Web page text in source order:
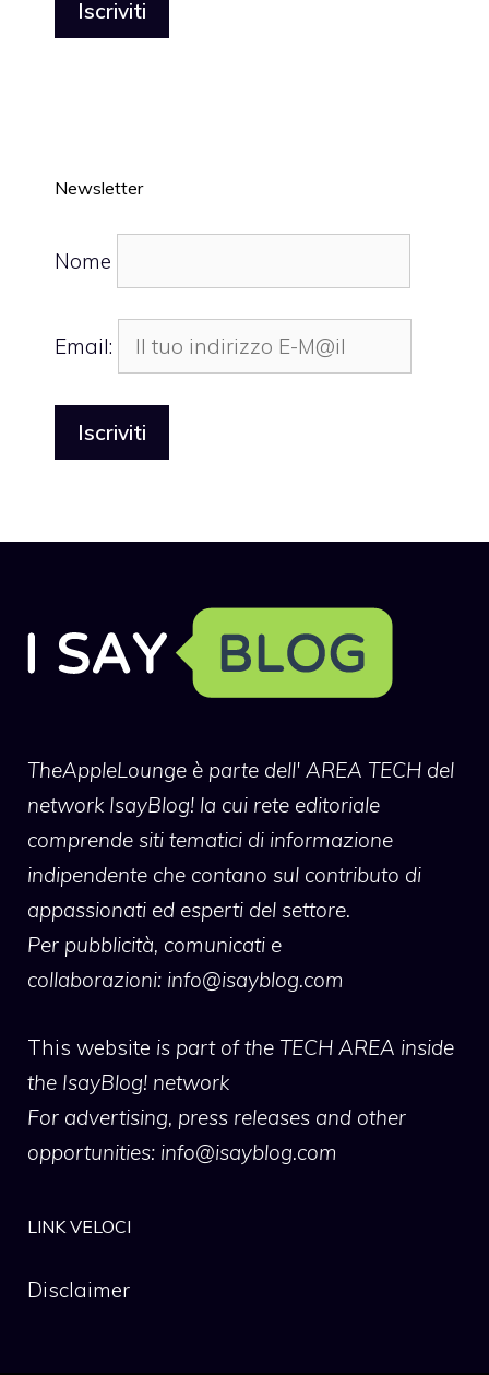
Newsletter
Nome
Email:
TheAppleLounge è parte dell' AREA TECH del
network IsayBlog! la cui rete editoriale
comprende siti tematici di informazione
indipendente che contano sul contributo di
appassionati ed esperti del settore.
Per pubblicità, comunicati e
collaborazioni: info@isayblog.com
This website is part of the TECH AREA inside
the IsayBlog! network
For advertising, press releases and other
opportunities: info@isayblog.com
LINK VELOCI
Disclaimer